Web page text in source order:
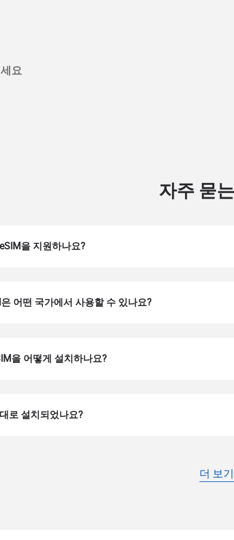
요
자주 묻
을 지원하나요?
어떤 국가에서 사용할 수 있나요?
을 어떻게 설치하나요?
로 설치되었나요?
더 보기
in your device settings. Once activated,
without needing a physical SIM card!
또는 이메일로